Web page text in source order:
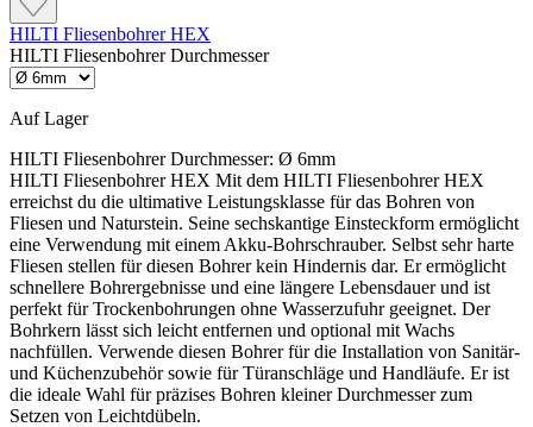
HILTI Fliesenbohrer HEX
HILTI Fliesenbohrer Durchmesser
Auf Lager
HILTI Fliesenbohrer Durchmesser: Ø 6mm
HILTI Fliesenbohrer HEX Mit dem HILTI Fliesenbohrer HEX
erreichst du die ultimative Leistungsklasse für das Bohren von
Fliesen und Naturstein. Seine sechskantige Einsteckform ermöglicht
eine Verwendung mit einem Akku-Bohrschrauber. Selbst sehr harte
Fliesen stellen für diesen Bohrer kein Hindernis dar. Er ermöglicht
schnellere Bohrergebnisse und eine längere Lebensdauer und ist
perfekt für Trockenbohrungen ohne Wasserzufuhr geeignet. Der
Bohrkern lässt sich leicht entfernen und optional mit Wachs
nachfüllen. Verwende diesen Bohrer für die Installation von Sanitär-
und Küchenzubehör sowie für Türanschläge und Handläufe. Er ist
die ideale Wahl für präzises Bohren kleiner Durchmesser zum
Setzen von Leichtdübeln.